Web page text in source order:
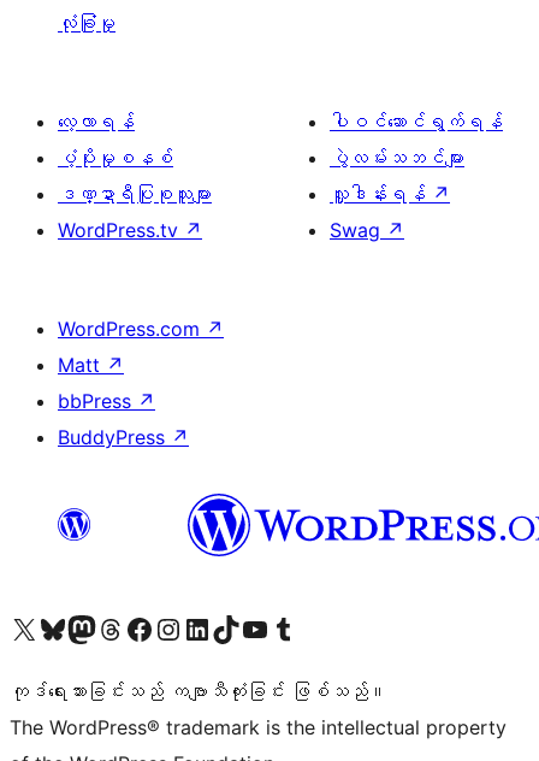
လုံခြုံမှု
လေ့လာရန်
ပံ့ပိုးမှုစနစ်
ဒဏ္ဍာရီပြုစုသူများ
WordPress.tv ↗
ပါဝင်ဆောင်ရွက်ရန်
ပွဲလမ်းသဘင်များ
လှူဒါန်းရန် ↗
Swag ↗
WordPress.com ↗
Matt ↗
bbPress ↗
BuddyPress ↗
ကျွန်ုပ်တို့၏ X (ယခင် Twitter) အကောင့်သို့ သွားရောက်ကြည့်ရှုပါကျွန်ုပ်တို့၏ Bluesky အကောင့်သို့ ဝင်ရောက်ကြည့်ရှုရန်
ကျွန်ုပ်တို့၏ Mastodon အကောင့်သို့ သွားရောက်ကြည့်ရှုပါကျွန်ုပ်တို့၏ Threads အကောင့်သို့ ဝင်ရောက်ကြည့်ရှုရန်
ကျွန်ုပ်တို့၏ Facebook စာမျက်နှာသို့ သွားရောက်ကြည့်ရှုပါကျွန်ုပ်တို့၏ Instagram အကောင့်သို့ သွားရောက်ကြည့်ရှုပါ ကျွန်ုပ်တို့၏ LinkedIn အကောင့်သို့ သွားရောက်ကြည့်ရှုပါကျွန်ုပ်တို့၏ TikTok အကောင့်သို့ ဝင်ရောက်ကြည့်ရှုရန်
ကျွန်ုပ်တို့၏ YouTube ချန်နယ်သို့ သွားရောက်ကြည့်ရှုပါ ကျွန်ုပ်တို့၏ Tumblr အကောင့်သို့ ဝင်ရောက်ကြည့်ရှုရန်
ကုဒ်ရေးသားခြင်းသည် ကဗျာသီကုံးခြင်း ဖြစ်သည်။
The WordPress® trademark is the intellectual property